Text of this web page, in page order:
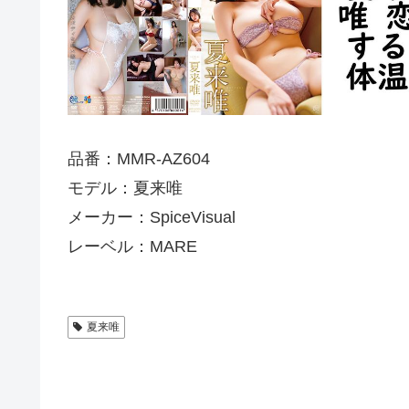
品番：MMR-AZ604
モデル：夏来唯
メーカー：SpiceVisual
レーベル：MARE
夏来唯